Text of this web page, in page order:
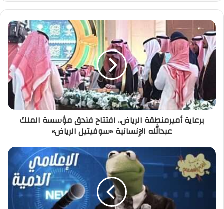
برعاية أميرمنطقة الرياض.. افتتاح فندق مؤسسة الملك
عبدالله الإنسانية «سوفيتيل الرياض»